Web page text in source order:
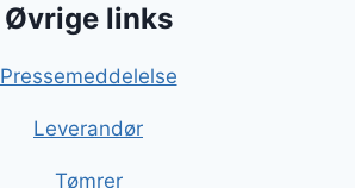
Øvrige links
Pressemeddelelse
Leverandør
Tømrer